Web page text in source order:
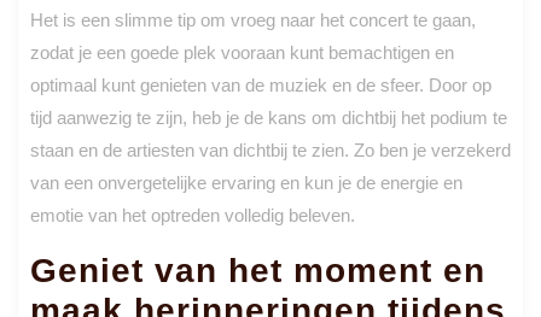
Het is een slimme tip om vroeg naar het concert te gaan,
zodat je een goede plek vooraan kunt bemachtigen en
optimaal kunt genieten van de muziek en de sfeer. Door op
tijd aanwezig te zijn, heb je de kans om dichtbij het podium te
staan en de artiesten van dichtbij te zien. Zo ben je verzekerd
van een onvergetelijke ervaring en kun je de energie en
emotie van het optreden volledig beleven.
Geniet van het moment en